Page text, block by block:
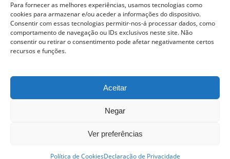
Para fornecer as melhores experiências, usamos tecnologias como
cookies para armazenar e/ou aceder a informações do dispositivo.
Consentir com essas tecnologias permitir-nos-á processar dados, como
comportamento de navegação ou IDs exclusivos neste site. Não
consentir ou retirar o consentimento pode afetar negativamente certos
recursos e funções.
Aceitar
Negar
Ver preferências
Política de CookiesDeclaração de Privacidade
O Poder do Subconsciente: esse poder é teu
30/06/2026
Ansiedade: cuidar de si antes que o alerta tome conta da
sua vida
© 2024 Em Forma. Todos os direitos reservados
do Consumidor|Política de privacidade
Estamos disponíveis entre as 12h e as 20h